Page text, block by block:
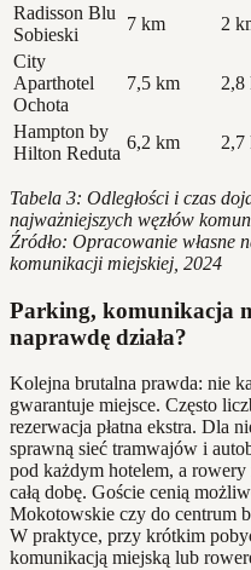
Radisson Blu
Sobieski
7 km 2
City
Aparthotel
Ochota
7,5 km 2,8
Hampton by
Hilton Reduta
6,2 km 2,7
Tabela 3: Odległości i czas
najważniejszych węzłów
Źródło: Opracowanie własne
komunikacji miejskiej, 2024
Parking, komunikacja
naprawdę działa?
Kolejna brutalna prawda: nie
gwarantuje miejsce. Często
rezerwacja płatna ekstra. Dla
sprawną sieć tramwajów i
pod każdym hotelem, a
całą dobę. Goście cenią
Mokotowskie czy do centrum
W praktyce, przy krótkim
komunikacją miejską lub